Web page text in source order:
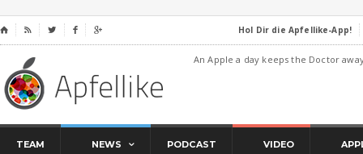
⌂     Hol Dir die Apfellike-App!
An Apple a day keeps the Doctor
TEAM NEWS PODCAST VIDEO